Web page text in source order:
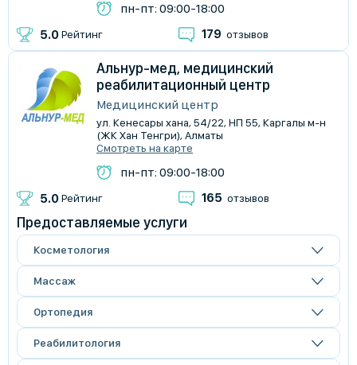
пн-пт: 09:00-18:00
5.0 Рейтинг 179 отзывов
Альнур-мед, медицинский
реабилитационный центр
Медицинский центр
ул. Кенесары хана, 54/22, НП 55, Каргалы м-н
(ЖК ​Хан Тенгри), Алматы
Смотреть на карте
пн-пт: 09:00-18:00
5.0 Рейтинг 165 отзывов
Предоставляемые услуги
Косметология
Массаж
Ортопедия
Реабилитология